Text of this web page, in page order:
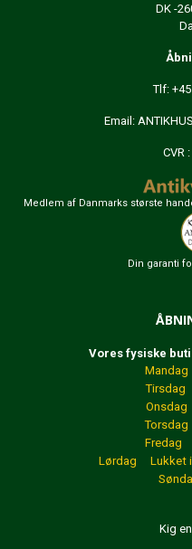
DK -
Tlf:
Email:
CVR
Medlem af Danmarks største
Din garanti
Vores fysiske
Mandag
Tirsdag
Onsdag
Torsdag
Fredag
Lørdag Lukket
Kig